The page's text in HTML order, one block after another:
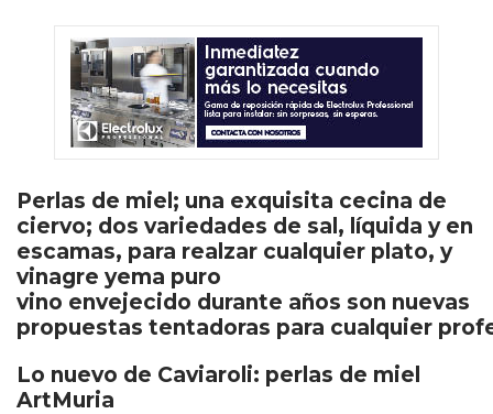
Perlas de miel; una exquisita cecina de
ciervo; dos variedades de sal, líquida y en
escamas, para realzar cualquier plato, y
vinagre yema puro
vino envejecido durante años son nuevas
propuestas tentadoras para cualquier
Lo nuevo de Caviaroli: perlas de miel
ArtMuria